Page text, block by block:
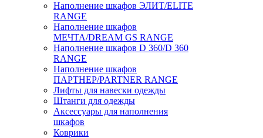
Наполнение шкафов ЭЛИТ/ELITE
RANGE
Наполнение шкафов
МЕЧТА/DREAM GS RANGE
Наполнение шкафов D 360/D 360
RANGE
Наполнение шкафов
ПАРТНЕР/PARTNER RANGE
Лифты для навески одежды
Штанги для одежды
Аксессуары для наполнения
шкафов
Коврики